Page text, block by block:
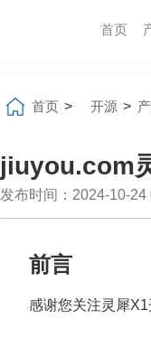
首页
首页 > 开源 >
jiuyou.com
发布时间：2024-10-24
前言
感谢您关注灵犀